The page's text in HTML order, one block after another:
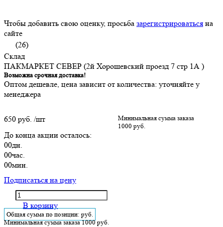
Чтобы добавить свою оценку, просьба зарегистрироваться на
сайте
(26)
Склад
ПАКМАРКЕТ СЕВЕР (2й Хорошевский проезд 7 стр 1А )
Возможна срочная доставка!
Оптом дешевле, цена зависит от количества: уточняйте у
менеджера
650 руб. /шт
Минимальная сумма заказа
1000 руб.
До конца акции осталось:
00дн.
00час.
00мин.
Подписаться на цену
В корзину
Общая сумма по позиции: руб.
Минимальная сумма заказа 1000 руб.